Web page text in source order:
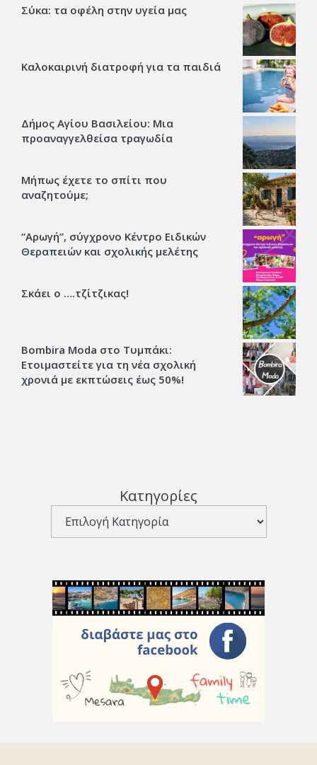
Σύκα: τα οφέλη στην υγεία μας
Καλοκαιρινή διατροφή για τα παιδιά
Δήμος Αγίου Βασιλείου: Μια
προαναγγελθείσα τραγωδία
Μήπως έχετε το σπίτι που
αναζητούμε;
“Αρωγή”, σύγχρονο Κέντρο Ειδικών
Θεραπειών και σχολικής μελέτης
Σκάει ο ….τζίτζικας!
Bombira Moda στο Τυμπάκι:
Ετοιμαστείτε για τη νέα σχολική
χρονιά με εκπτώσεις έως 50%!
Κατηγορίες